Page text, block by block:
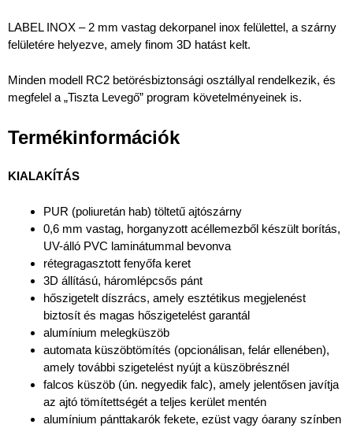
LABEL INOX – 2 mm vastag dekorpanel inox felülettel, a szárny
felületére helyezve, amely finom 3D hatást kelt.
Minden modell RC2 betörésbiztonsági osztállyal rendelkezik, és
megfelel a „Tiszta Levegő” program követelményeinek is.
Termékinformációk
KIALAKÍTÁS
PUR (poliuretán hab) töltetű ajtószárny
0,6 mm vastag, horganyzott acéllemezből készült borítás,
UV-álló PVC laminátummal bevonva
rétegragasztott fenyőfa keret
3D állítású, háromlépcsős pánt
hőszigetelt díszrács, amely esztétikus megjelenést
biztosít és magas hőszigetelést garantál
alumínium melegküszöb
automata küszöbtömítés (opcionálisan, felár ellenében),
amely további szigetelést nyújt a küszöbrésznél
falcos küszöb (ún. negyedik falc), amely jelentősen javítja
az ajtó tömítettségét a teljes kerület mentén
alumínium pánttakarók fekete, ezüst vagy óarany színben